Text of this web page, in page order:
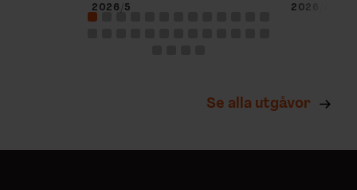
2026/5 2026/4
Se alla utgåvor